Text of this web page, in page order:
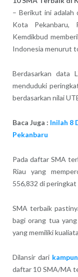
– Berikut ini adalah
Kota Pekanbaru,
Kemdikbud
Indonesia menurut
Berdasarkan data
menduduki
berdasarkan nilai
Baca Juga : Inilah 8
Pekanbaru
Pada daftar SMA
Riau yang
556,832 di peringkat
SMA terbaik
bagi orang tua
yang memiliki
Dilansir dari
daftar 10 SMA/MA